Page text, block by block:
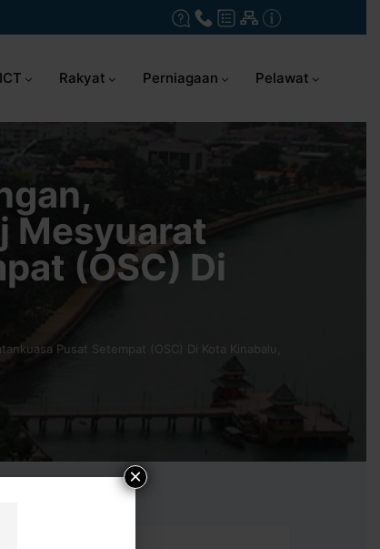
Rakyat Perniagaan Pelawat
Mesyuarat
(OSC) Di
Pusat Setempat (OSC) Di Kota Kinabalu,
×